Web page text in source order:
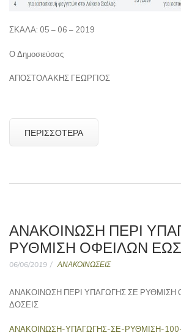
ΣΚΑΛΑ: 05 – 06 – 2019
Ο Δημοσιεύσας
ΑΠΟΣΤΟΛΑΚΗΣ ΓΕΩΡΓΙΟΣ
ΠΕΡΙΣΣΌΤΕΡΑ
ΑΝΑΚΟΙΝΩΣΗ ΠΕΡΙ
ΡΥΘΜΙΣΗ ΟΦΕΙΛΩΝ ΕΩΣ
06/06/2019 ΑΝΑΚΟΙΝΩΣΕΙΣ
ΑΝΑΚΟΙΝΩΣΗ ΠΕΡΙ ΥΠΑΓΩΓΗΣ ΣΕ ΡΥΘΜΙΣΗ
ΔΟΣΕΙΣ
ΑΝΑΚΟΙΝΩΣΗ-ΥΠΑΓΩΓΗΣ-ΣΕ-ΡΥΘΜΙΣΗ-